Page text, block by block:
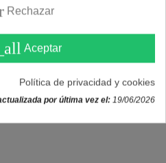
electrónica caldera
OEM (125731400)
€
COMPRAR
Rechazar
Aceptar
Política de privacidad y cookies
por última vez el: 19/06/2026